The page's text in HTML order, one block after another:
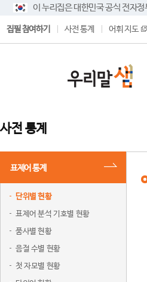
이 누리집은 대한민국 공식 전자
집필 참여하기 사전 통계 어휘 지도
사전 통계
표제어 통계
단위별 현황
표제어 분석 기호별 현황
품사별 현황
음절 수별 현황
첫 자모별 현황